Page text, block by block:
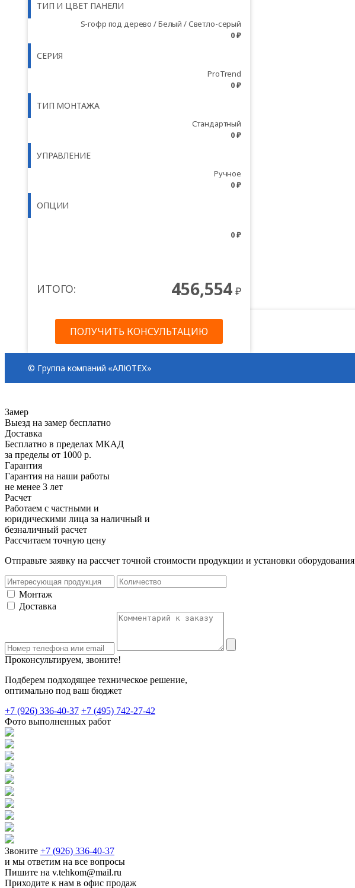
Замер
Выезд на замер бесплатно
Доставка
Бесплатно в пределах МКАД
за пределы от 1000 р.
Гарантия
Гарантия на наши работы
не менее 3 лет
Расчет
Работаем с частными и
юридическими лица за наличный и
безналичный расчет
Рассчитаем точную цену
Отправьте заявку на рассчет точной стоимости продукции и установки оборудования
Монтаж
Доставка
Проконсультируем, звоните!
Подберем подходящее техническое решение,
оптимально под ваш бюджет
+7 (926) 336-40-37 +7 (495) 742-27-42
Фото выполненных работ
Звоните +7 (926) 336-40-37
и мы ответим на все вопросы
Пишите на v.tehkom@mail.ru
Приходите к нам в офис продаж